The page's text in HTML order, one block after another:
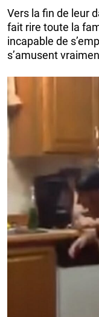
Vers la fin de leur
fait rire toute la
incapable de
s’amusent